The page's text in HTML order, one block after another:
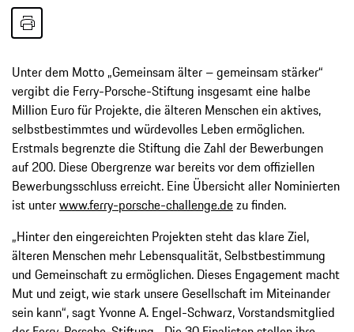
Unter dem Motto „Gemeinsam älter – gemeinsam stärker“
vergibt die Ferry-Porsche-Stiftung insgesamt eine halbe
Million Euro für Projekte, die älteren Menschen ein aktives,
selbstbestimmtes und würdevolles Leben ermöglichen.
Erstmals begrenzte die Stiftung die Zahl der Bewerbungen
auf 200. Diese Obergrenze war bereits vor dem offiziellen
Bewerbungsschluss erreicht. Eine Übersicht aller Nominierten
ist unterwww.ferry-porsche-challenge.dezu finden.
„Hinter den eingereichten Projekten steht das klare Ziel,
älteren Menschen mehr Lebensqualität, Selbstbestimmung
und Gemeinschaft zu ermöglichen. Dieses Engagement macht
Mut und zeigt, wie stark unsere Gesellschaft im Miteinander
sein kann“, sagt Yvonne A. Engel-Schwarz, Vorstandsmitglied